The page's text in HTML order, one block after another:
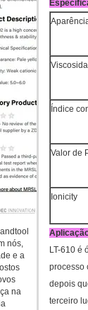
nós,
e a
na
Índice
Valor de
Ionicity
LT-610 é
processo
depois
terceiro